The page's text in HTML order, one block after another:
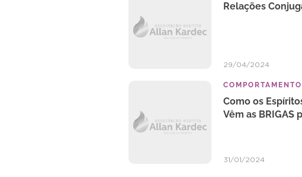
Relações
29/04/2024
COMPORTAMENTO
Como os
Vêm as BRIGAS
31/01/2024